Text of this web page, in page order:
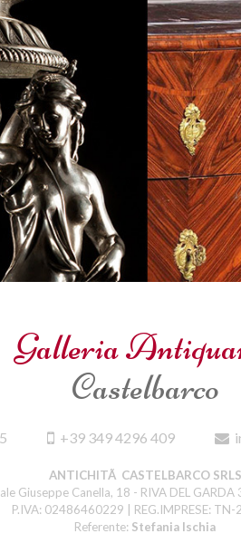
Galleria
Castelbarco
+39 349 4296 409
ANTICHITÃ CASTELBARCO SRLS
Giuseppe Canella, 18 - RIVA DEL
P.IVA: 02486460229 | REG.IMPRESE:
Referente: Stefania Ischia